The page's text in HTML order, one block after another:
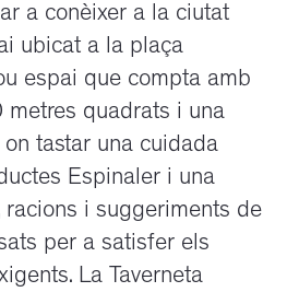
a conèixer a la ciutat
ubicat a la plaça
espai que compta amb
quadrats i una
tastar una cuidada
Espinaler i una
racions i suggeriments de
per a satisfer els
La Taverneta